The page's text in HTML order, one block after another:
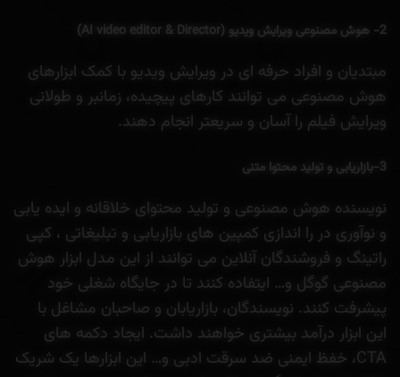
2- هوش مصنوعی ویرایش ویدیو (AI video editor & Director)
مبتدیان و افراد حرفه ای در ویرایش ویدیو با کمک ابزارهای
هوش مصنوعی می توانند کارهای پیچیده، زمانبر و طولانی
ویرایش فیلم را آسان و سریعتر انجام دهند.
3-بازاریابی و تولید محتوا متنی
نویسنده هوش مصنوعی و تولید محتوای خلاقانه و ایده یابی
و نوآوری در را اندازی کمپین های بازاریابی و تبلیغاتی ، کپی
راتینگ و فروشندگان آنلاین می توانند از این مدل ابزار هوش
مصنوعی گوگل و… ایتفاده کنند تا در جایگاه شغلی خود
پیشرفت کنند. نویسندگان، بازاریابان و صاحبان مشاغل با
این ابزار درآمد بیشتری خواهند داشت. ایجاد دکمه های
CTA، خفظ ایمنی ضد سرقت ادبی و… این ابزارها یک شریک